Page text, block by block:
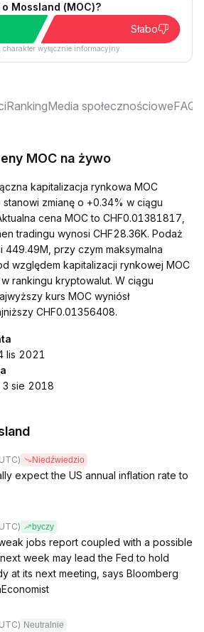
Mossland (MOC)?
Słabo
wyłącznie informacyjny.
RankingMedia społecznościoweFAQ
MOC na żywo
kapitalizacja rynkowa MOC
zmianę o +0.34% w ciągu
cena MOC to CHF0.01381817,
tradingu wynosi CHF28.36K. Podaż
449.49M, przy czym maksymalna
względem kapitalizacji rynkowej MOC
rankingu kryptowalut. W ciągu
kurs MOC wyniósł
CHF0.01356408.
lis 2021
3 sie 2018
Niedźwiedzio
expect the US annual inflation rate to
byczy
jobs report coupled with a possible
week may lead the Fed to hold
at its next meeting, says Bloomberg
Neutralnie